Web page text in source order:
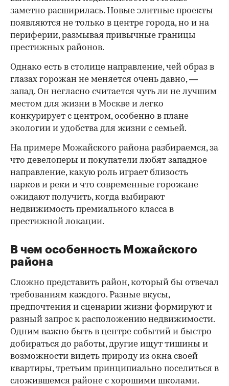
заметно расширилась. Новые элитные проекты
появляются не только в центре города, но и на
периферии, размывая привычные границы
престижных районов.
Однако есть в столице направление, чей образ в
глазах горожан не меняется очень давно, —
запад. Он негласно считается чуть ли не лучшим
местом для жизни в Москве и легко
конкурирует с центром, особенно в плане
экологии и удобства для жизни с семьей.
На примере Можайского района разбираемся, за
что девелоперы и покупатели любят западное
направление, какую роль играет близость
парков и реки и что современные горожане
ожидают получить, когда выбирают
недвижимость премиального класса в
престижной локации.
00:00 / 00:00
В чем особенность Можайского
района
Сложно представить район, который бы отвечал
требованиям каждого. Разные вкусы,
предпочтения и сценарии жизни формируют и
разный запрос к расположению недвижимости.
Одним важно быть в центре событий и быстро
добираться до работы, другие ищут тишины и
возможности видеть природу из окна своей
квартиры, третьим принципиально поселиться в
сложившемся районе с хорошими школами.